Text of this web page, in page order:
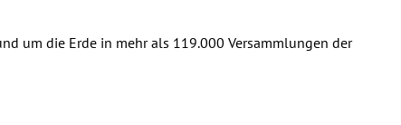
um die Erde in mehr als 119.000 Versammlungen der